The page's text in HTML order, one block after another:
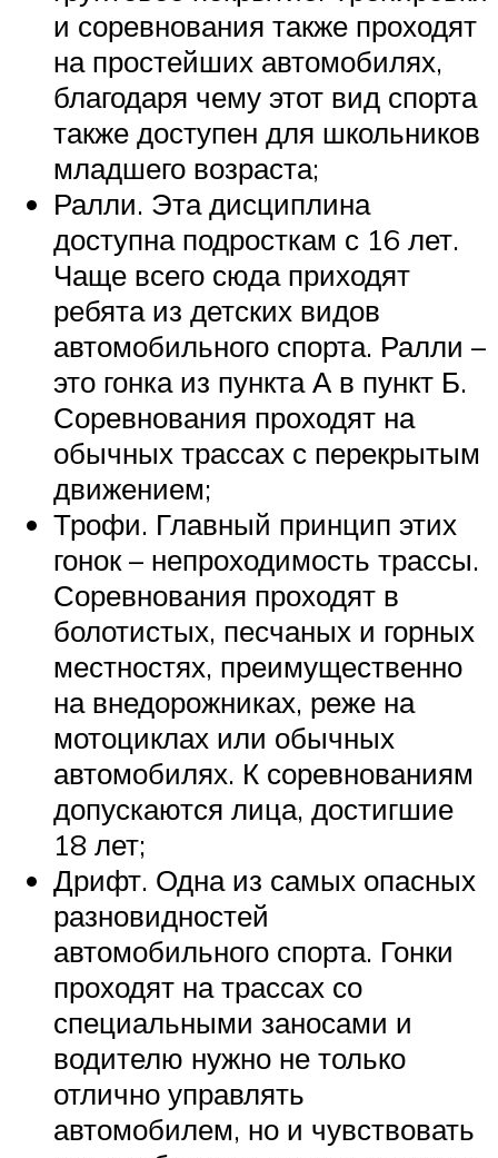
и соревнования также проходят
на простейших автомобилях,
благодаря чему этот вид спорта
также доступен для школьников
младшего возраста;
Ралли. Эта дисциплина
доступна подросткам с 16 лет.
Чаще всего сюда приходят
ребята из детских видов
автомобильного спорта. Ралли –
это гонка из пункта А в пункт Б.
Соревнования проходят на
обычных трассах с перекрытым
движением;
Трофи. Главный принцип этих
гонок – непроходимость трассы.
Соревнования проходят в
болотистых, песчаных и горных
местностях, преимущественно
на внедорожниках, реже на
мотоциклах или обычных
автомобилях. К соревнованиям
допускаются лица, достигшие
18 лет;
Дрифт. Одна из самых опасных
разновидностей
автомобильного спорта. Гонки
проходят на трассах со
специальными заносами и
водителю нужно не только
отлично управлять
автомобилем, но и чувствовать